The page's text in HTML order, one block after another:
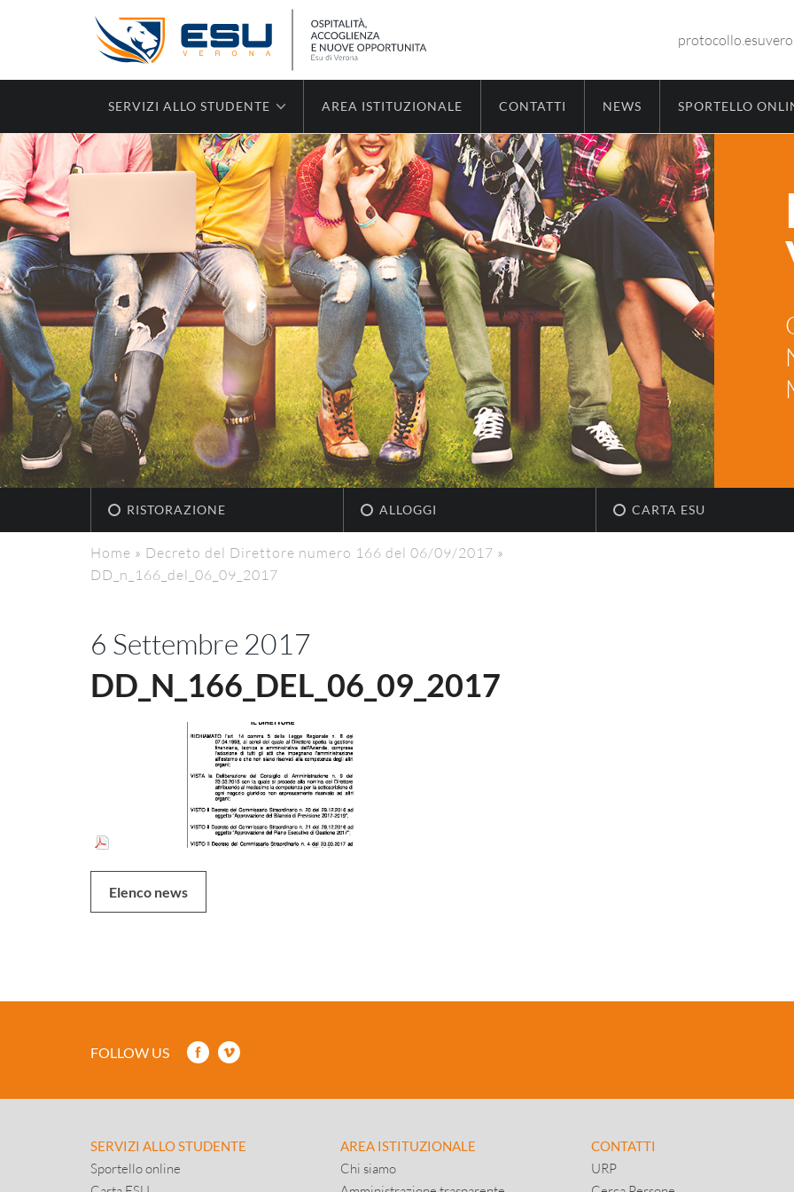
SERVIZI ALLO STUDENTE AREA ISTITUZIONALE CONTATTI NEWS SPORTELLO
RISTORAZIONE ALLOGGI CARTA ESU
Home » Decreto del Direttore numero 166 del 06/09/2017 »
DD_n_166_del_06_09_2017
6 Settembre 2017
DD_N_166_DEL_06_09_2017
Elenco news
FOLLOW US
SERVIZI ALLO STUDENTE
Sportello online
AREA ISTITUZIONALE
Chi siamo
CONTATTI
URP